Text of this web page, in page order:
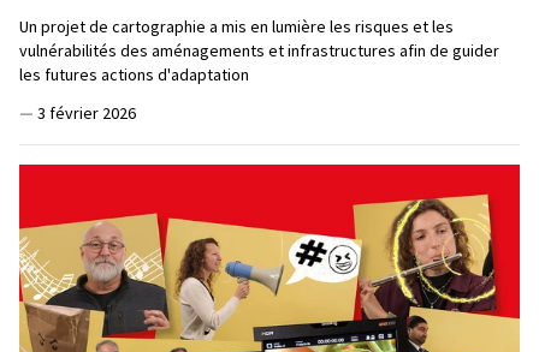
Un projet de cartographie a mis en lumière les risques et les
vulnérabilités des aménagements et infrastructures afin de guider
les futures actions d'adaptation
— 3 février 2026